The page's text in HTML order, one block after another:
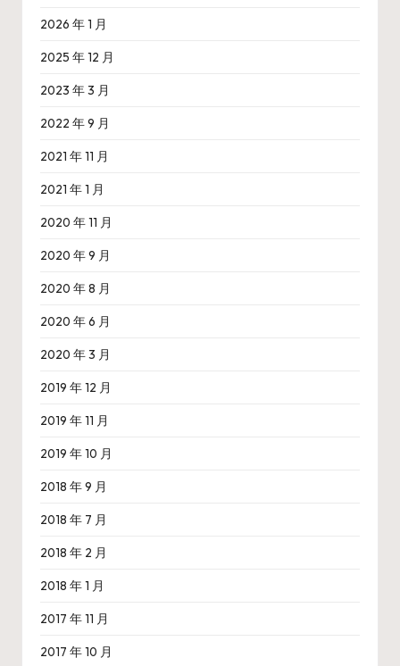
2026 年 1 月
2025 年 12 月
2023 年 3 月
2022 年 9 月
2021 年 11 月
2021 年 1 月
2020 年 11 月
2020 年 9 月
2020 年 8 月
2020 年 6 月
2020 年 3 月
2019 年 12 月
2019 年 11 月
2019 年 10 月
2018 年 9 月
2018 年 7 月
2018 年 2 月
2018 年 1 月
2017 年 11 月
2017 年 10 月